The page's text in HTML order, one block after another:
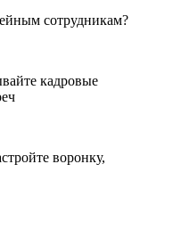
сотрудникам?
кадровые
воронку,